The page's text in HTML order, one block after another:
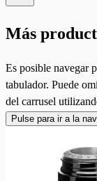
Más
Es posible navegar
tabulador. Puede
del carrusel
Pulse para ir a la